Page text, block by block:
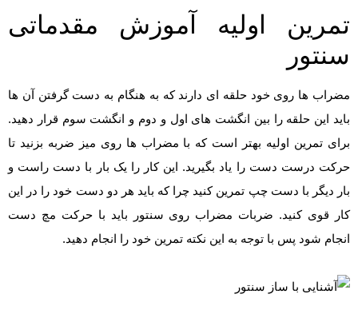
تمرین اولیه آموزش مقدماتی
سنتور
مضراب ها روی خود حلقه ای دارند که به هنگام به دست گرفتن آن ها
باید این حلقه را بین انگشت های اول و دوم و انگشت سوم قرار دهید.
برای تمرین اولیه بهتر است که با مضراب ها روی میز ضربه بزنید تا
حرکت درست دست را یاد بگیرید. این کار را یک بار با دست راست و
بار دیگر با دست چپ تمرین کنید چرا که باید هر دو دست خود را در این
کار قوی کنید. ضربات مضراب روی سنتور باید با حرکت مچ دست
انجام شود پس با توجه به این نکته تمرین خود را انجام دهید.